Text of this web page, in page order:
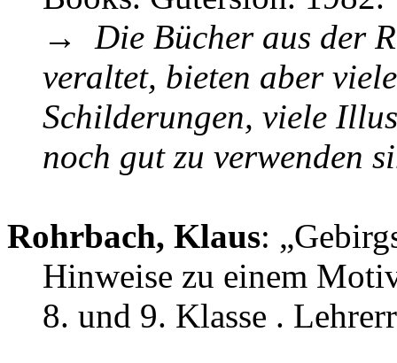
→
Die Bücher aus der
veraltet, bieten aber
Schilderungen, viele
noch gut zu verwenden
Rohrbach, Klaus:
Hinweise zu einem
8. und 9. Klasse .